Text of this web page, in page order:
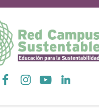
FacebookInstagramYouTubeLinkedIn